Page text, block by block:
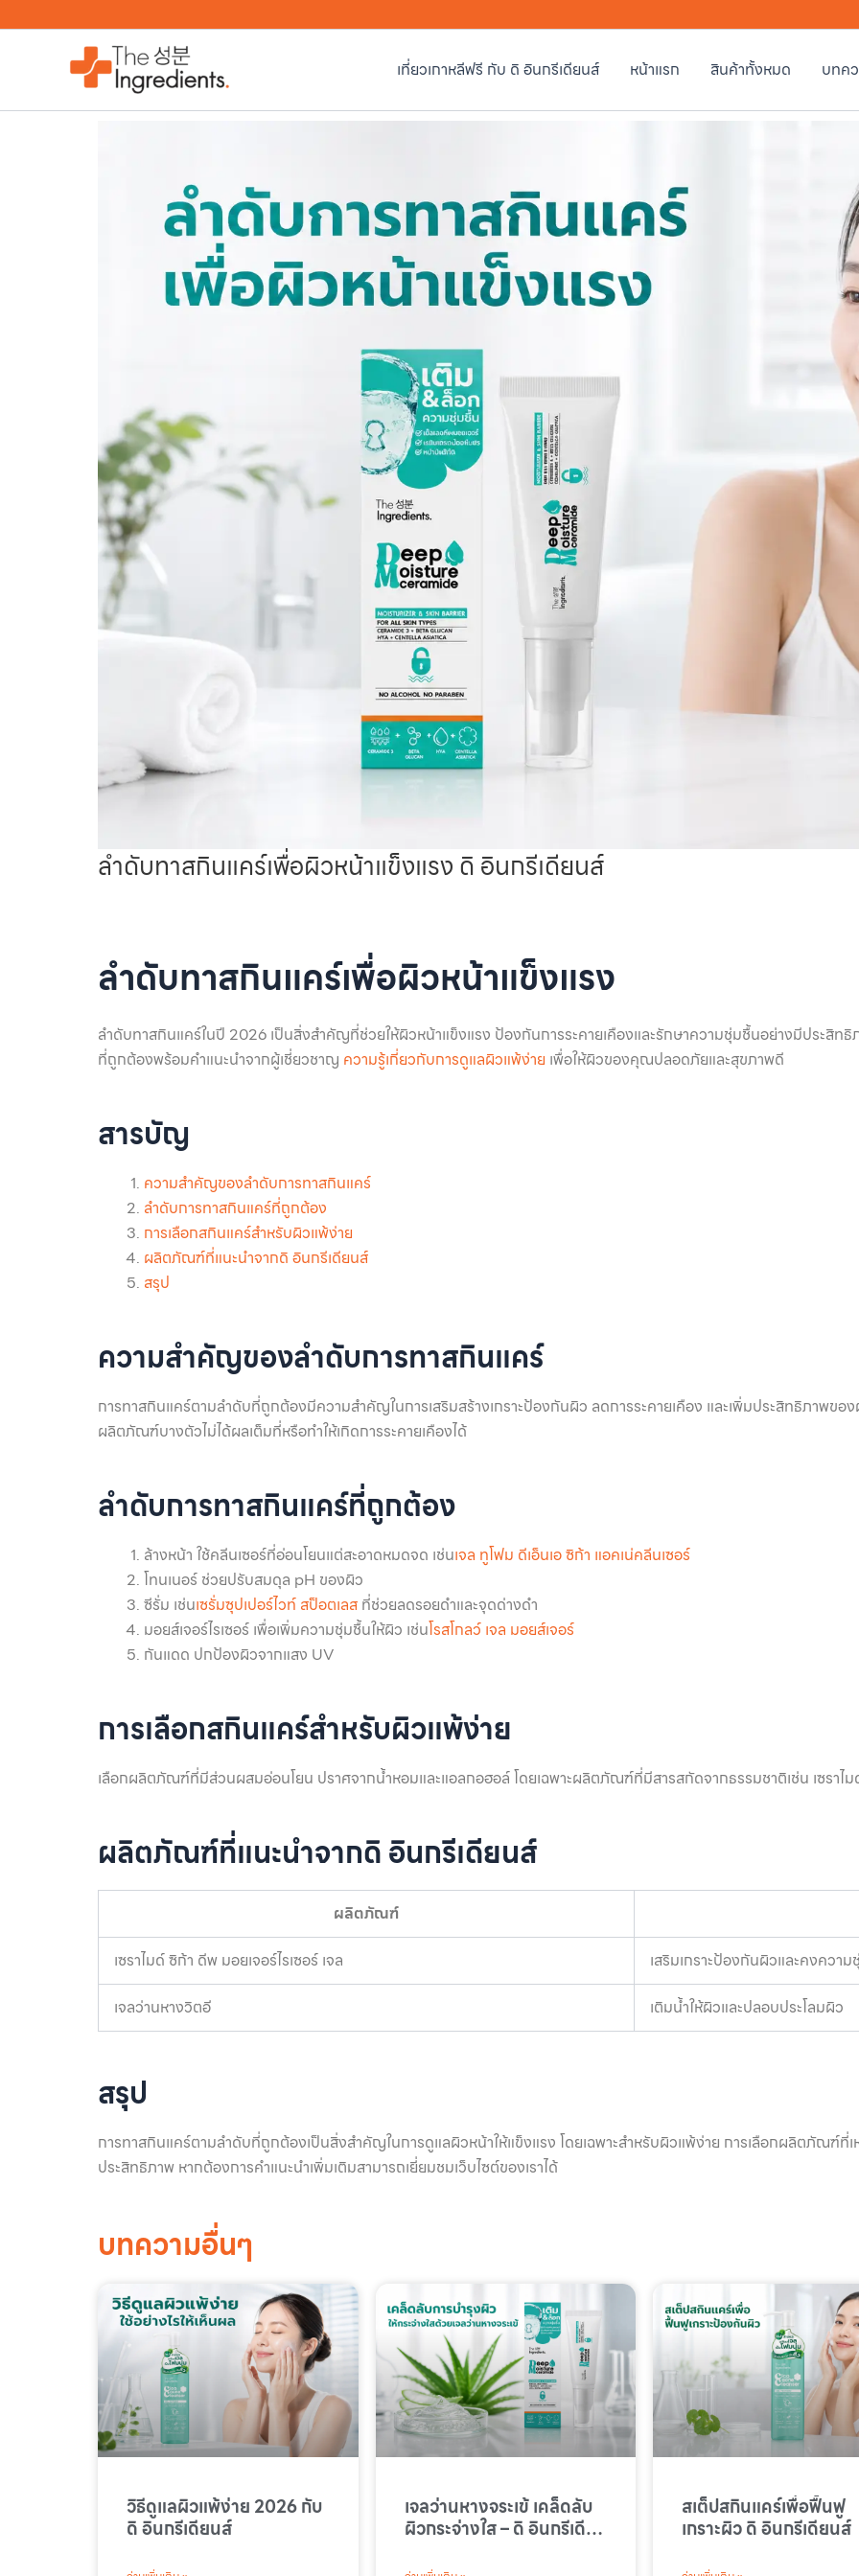
to
เที่ยวเกาหลีฟรี กับ ดิ อินกรีเดียนส์ หน้าแรก สินค้าทั้งหมด บทค
ลำดับทาสกินแคร์เพื่อผิวหน้าแข็งแรง ดิ อินกรีเดียนส์
ลำดับทาสกินแคร์เพื่อผิวหน้าแข็งแรง
ลำดับทาสกินแคร์ในปี 2026 เป็นสิ่งสำคัญที่ช่วยให้ผิวหน้าแข็งแรง ป้องกันการระคายเคืองและรักษาความชุ่มชื้นอย่างมีประสิท
ที่ถูกต้องพร้อมคำแนะนำจากผู้เชี่ยวชาญ ความรู้เกี่ยวกับการดูแลผิวแพ้ง่าย เพื่อให้ผิวของคุณปลอดภัยและสุขภาพดี
สารบัญ
ความสำคัญของลำดับการทาสกินแคร์
ลำดับการทาสกินแคร์ที่ถูกต้อง
การเลือกสกินแคร์สำหรับผิวแพ้ง่าย
ผลิตภัณฑ์ที่แนะนำจากดิ อินกรีเดียนส์
สรุป
ความสำคัญของลำดับการทาสกินแคร์
การทาสกินแคร์ตามลำดับที่ถูกต้องมีความสำคัญในการเสริมสร้างเกราะป้องกันผิว ลดการระคายเคือง และเพิ่มประสิทธิภาพข
ผลิตภัณฑ์บางตัวไม่ได้ผลเต็มที่หรือทำให้เกิดการระคายเคืองได้
ลำดับการทาสกินแคร์ที่ถูกต้อง
ล้างหน้า ใช้คลีนเซอร์ที่อ่อนโยนแต่สะอาดหมดจด เช่นเจล ทูโฟม ดีเอ็นเอ ซิก้า แอคเน่คลีนเซอร์
โทนเนอร์ ช่วยปรับสมดุล pH ของผิว
ซีรั่ม เช่นเซรั่มซุปเปอร์ไวท์ สป็อตเลส ที่ช่วยลดรอยดำและจุดด่างดำ
มอยส์เจอร์ไรเซอร์ เพื่อเพิ่มความชุ่มชื้นให้ผิว เช่นโรสโกลว์ เจล มอยส์เจอร์
กันแดด ปกป้องผิวจากแสง UV
การเลือกสกินแคร์สำหรับผิวแพ้ง่าย
เลือกผลิตภัณฑ์ที่มีส่วนผสมอ่อนโยน ปราศจากน้ำหอมและแอลกอฮอล์ โดยเฉพาะผลิตภัณฑ์ที่มีสารสกัดจากธรรมชาติเช่น เซราไ
ผลิตภัณฑ์ที่แนะนำจากดิ อินกรีเดียนส์
ผลิตภัณฑ์
เซราไมด์ ซิก้า ดีพ มอยเจอร์ไรเซอร์ เจล
เสริมเกราะป้องกันผิวและคงควา
เจลว่านหางวิตอี
เติมน้ำให้ผิวและปลอบประโลมผิว
สรุป
การทาสกินแคร์ตามลำดับที่ถูกต้องเป็นสิ่งสำคัญในการดูแลผิวหน้าให้แข็งแรง โดยเฉพาะสำหรับผิวแพ้ง่าย การเลือกผลิตภัณฑ์ที่
ประสิทธิภาพ หากต้องการคำแนะนำเพิ่มเติมสามารถเยี่ยมชมเว็บไซต์ของเราได้
บทความอื่นๆ
วิธีดูแลผิวแพ้ง่าย 2026 กับ
ดิ อินกรีเดียนส์
เจลว่านหางจระเข้ เคล็ดลับ
ผิวกระจ่างใส – ดิ อินกรีเดีย
สเต็ปสกินแคร์เพื่อฟื้นฟู
เกราะผิว ดิ อินกรีเดียนส์